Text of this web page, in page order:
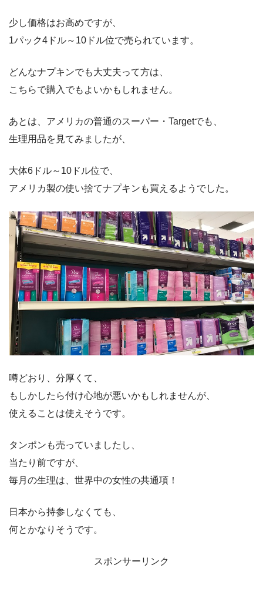
少し価格はお高めですが、
1パック4ドル～10ドル位で売られています。
どんなナプキンでも大丈夫って方は、
こちらで購入でもよいかもしれません。
あとは、アメリカの普通のスーパー・Targetでも、
生理用品を見てみましたが、
大体6ドル～10ドル位で、
アメリカ製の使い捨てナプキンも買えるようでした。
噂どおり、分厚くて、
もしかしたら付け心地が悪いかもしれませんが、
使えることは使えそうです。
タンポンも売っていましたし、
当たり前ですが、
毎月の生理は、世界中の女性の共通項！
日本から持参しなくても、
何とかなりそうです。
スポンサーリンク